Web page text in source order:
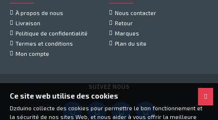
À propos de nous
Livraison
Politique de confidentialité
Termes et conditions
Mon compte
Nous contacter
Retour
Marques
Plan du site
SUIVEZ NOUS
Ce site web utilise des cookies
Dzduino collecte des cookies pour permettre le bon fonctionnement et
la sécurité de nos sites Web, et nous aider à vous offrir la meilleure